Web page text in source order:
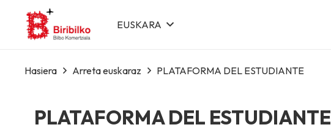
EUSKARA
Hasiera Arreta euskaraz PLATAFORMA DEL ESTUDIANTE
PLATAFORMA DEL ESTUDIANTE